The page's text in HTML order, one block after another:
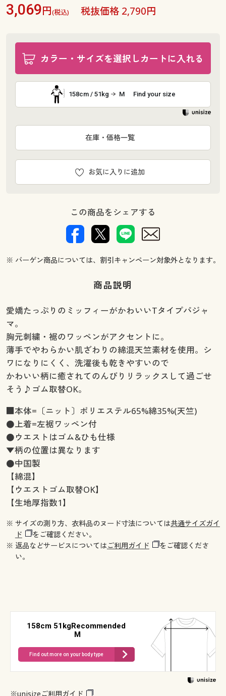
3,069円(税込) 税抜価格 2,790円
カラー・サイズを選択しカートに入れる
158cm / 51kg M Find your size
お気に入りに追加
在庫・価格一覧
この商品をシェアする
※ バーゲン商品については、割引キャンペーン対象外となります。
商品説明
愛嬌たっぷりのミッフィーがかわいいTタイプパジャ
マ。
胸元刺繍・裾のワッペンがアクセントに。
薄手でやわらかい肌ざわりの綿混天竺素材を使用。シ
ワになりにくく、洗濯後も乾きやすいので
かわいい柄に癒されてのんびりリラックスして過ごせ
そう♪ゴム取替OK。
■本体=〔ニット〕ポリエステル65%綿35%(天竺)
●上着=左裾ワッペン付
●ウエストはゴム&ひも仕様
▼柄の位置は異なります
●中国製
【綿混】
【ウエストゴム取替OK】
【生地厚指数1】
※ サイズの測り方、衣料品のヌード寸法については共通サイズガイ
ド
をご確認ください。
※ 返品などサービスについてはご利用ガイド
をご確認くださ
い。
158cm 51kgRecommended
M
Find out more on your body type
※unisizeご利用ガイド